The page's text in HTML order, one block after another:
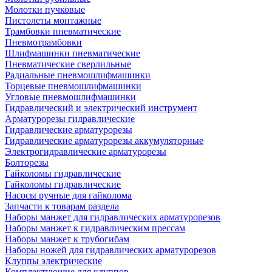
Молотки пучковые
Пистолеты монтажные
Трамбовки пневматические
Пневмотрамбовки
Шлифмашинки пневматические
Пневматические сверлильные
Радиальные пневмошлифмашинки
Торцевые пневмошлифмашинки
Угловые пневмошлифмашинки
Гидравлический и электрический инструмент
Арматурорезы гидравлические
Гидравлические арматурорезы
Гидравлические арматурорезы аккумуляторные
Электрогидравлические арматурорезы
Болторезы
Гайколомы гидравлические
Гайколомы гидравлические
Насосы ручные для гайколома
Запчасти к товарам раздела
Наборы манжет для гидравлических арматурорезов
Наборы манжет к гидравлическим прессам
Наборы манжет к трубогибам
Наборы ножей для гидравлических арматурорезов
Клуппы электрические